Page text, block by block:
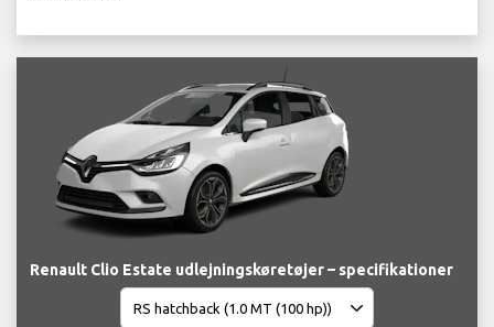
Renault Clio Estate udlejningskøretøjer – specifikationer